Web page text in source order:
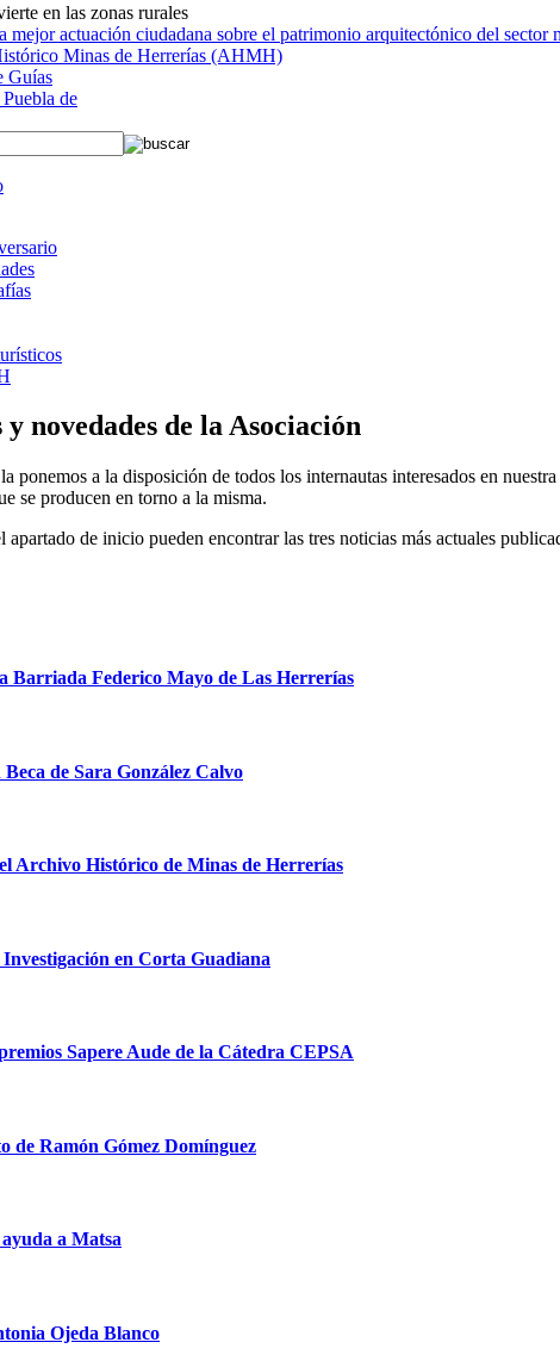
novedades de la Asociación
ponemos a la disposición de todos los internautas interesados en
se producen en torno a la misma.
apartado de inicio pueden encontrar las tres noticias más actuales
Barriada Federico Mayo de Las Herrerías
de Sara González Calvo
Archivo Histórico de Minas de Herrerías
en Corta Guadiana
Sapere Aude de la Cátedra CEPSA
de Ramón Gómez Domínguez
a Matsa
Ojeda Blanco